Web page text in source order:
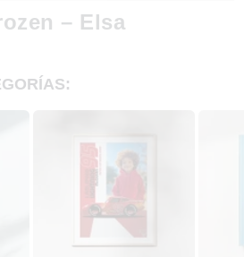
– Elsa